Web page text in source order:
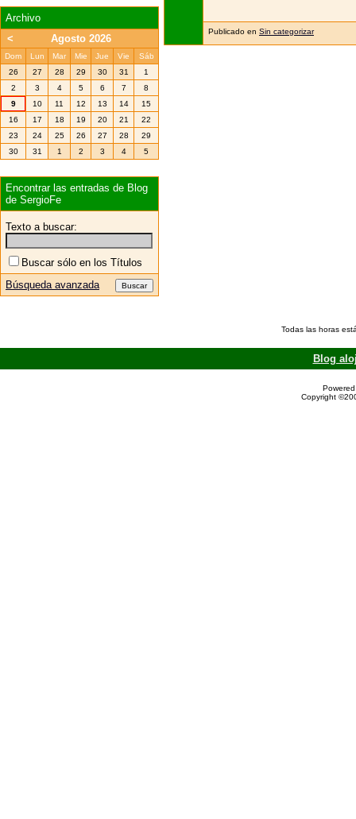
Publicado en Sin categorizar
Archivo
<
Agosto 2026
Dom Lun Mar Mie Jue Vie
Sáb
26
27 28 29 30 31
1
2
3 4 5 6 7
8
9
10 11 12 13 14
15
16
17 18 19 20 21
22
23
24 25 26 27 28
29
30
31 1 2 3 4 5
Encontrar las entradas de Blog
de SergioFe
Texto a buscar:
Buscar sólo en los Títulos
Búsqueda avanzada
Todas las horas
Blog
Copyright